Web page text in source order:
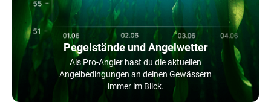
Pegelstände und Angelwetter
Als Pro-Angler hast du die aktuellen
Angelbedingungen an deinen Gewässern
immer im Blick.